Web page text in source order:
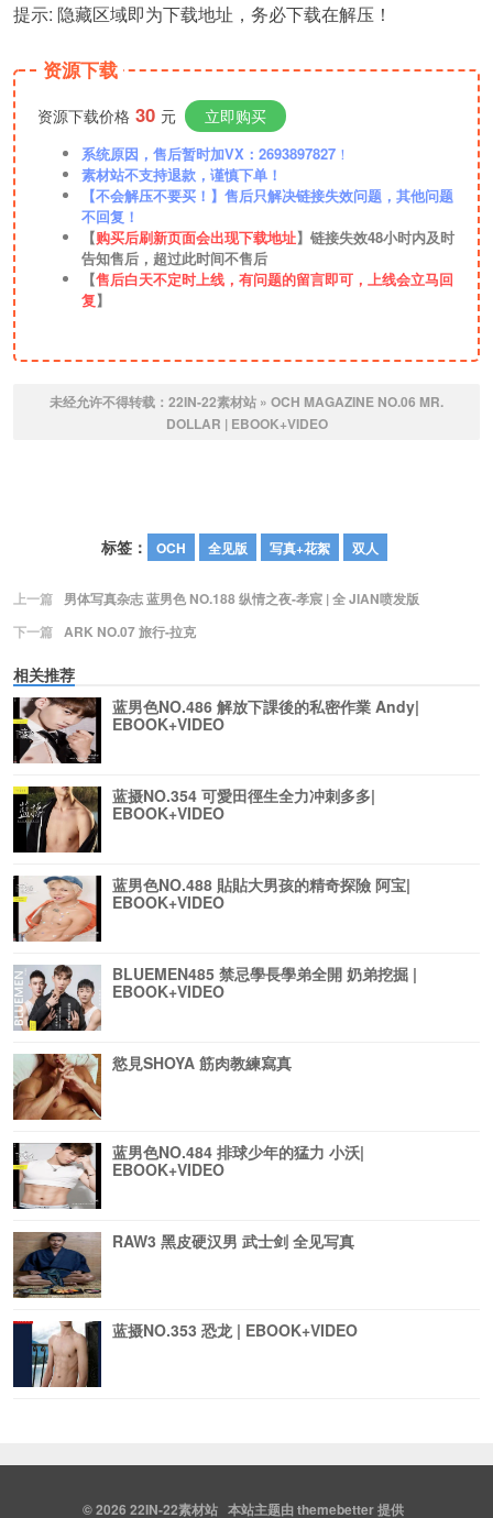
提示: 隐藏区域即为下载地址，务必下载在解压！
资源下载
资源下载价格 30 元 立即购买
系统原因，售后暂时加VX：2693897827 ！
素材站不支持退款，谨慎下单！
【不会解压不要买！】售后只解决链接失效问题，其他问题
不回复！
【购买后刷新页面会出现下载地址】链接失效48小时内及时
告知售后，超过此时间不售后
【售后白天不定时上线，有问题的留言即可，上线会立马回
复】
未经允许不得转载： 22IN-22素材站 » OCH MAGAZINE NO.06 MR.
DOLLAR | EBOOK+VIDEO
标签： OCH 全见版 写真+花絮 双人
上一篇
男体写真杂志 蓝男色 NO.188 纵情之夜-孝宸 | 全 JIAN喷发版
下一篇 ARK NO.07 旅行-拉克
相关推荐
蓝男色NO.486 解放下課後的私密作業 Andy|
EBOOK+VIDEO
蓝摄NO.354 可愛田徑生全力冲刺多多|
EBOOK+VIDEO
蓝男色NO.488 貼貼大男孩的精奇探險 阿宝|
EBOOK+VIDEO
BLUEMEN485 禁忌學長學弟全開 奶弟挖掘 |
EBOOK+VIDEO
慾見SHOYA 筋肉教練寫真
蓝男色NO.484 排球少年的猛力 小沃|
EBOOK+VIDEO
RAW3 黑皮硬汉男 武士剑 全见写真
蓝摄NO.353 恐龙 | EBOOK+VIDEO
© 2026 22IN-22素材站 本站主题由themebetter提供